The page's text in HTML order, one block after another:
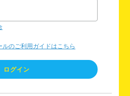
のご利用ガイドはこちら